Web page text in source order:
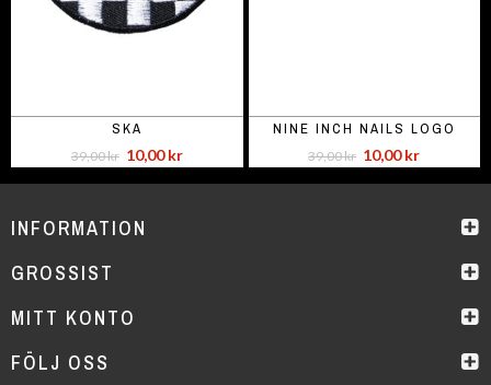
SKA
39,00 kr 10,00 kr
NINE INCH NAILS LOGO
39,00 kr 10,00 kr
INFORMATION
GROSSIST
MITT KONTO
FÖLJ OSS